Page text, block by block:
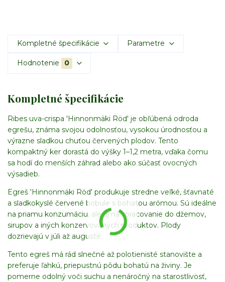
Kompletné špecifikácie Parametre
Hodnotenie 0
Kompletné špecifikácie
Ribes uva-crispa 'Hinnonmäki Röd' je obľúbená odroda
egrešu, známa svojou odolnosťou, vysokou úrodnosťou a
výrazne sladkou chuťou červených plodov. Tento
kompaktný ker dorastá do výšky 1–1,2 metra, vďaka čomu
sa hodí do menších záhrad alebo ako súčasť ovocných
výsadieb.
Egreš 'Hinnonmäki Röd' produkuje stredne veľké, šťavnaté
a sladkokyslé červené bobule s bohatou arómou. Sú ideálne
na priamu konzumáciu, ale aj na spracovanie do džemov,
sirupov a iných konzervovaných produktov. Plody
dozrievajú v júli až auguste.
Tento egreš má rád slnečné až polotienisté stanovište a
preferuje ľahkú, priepustnú pôdu bohatú na živiny. Je
pomerne odolný voči suchu a nenáročný na starostlivosť,